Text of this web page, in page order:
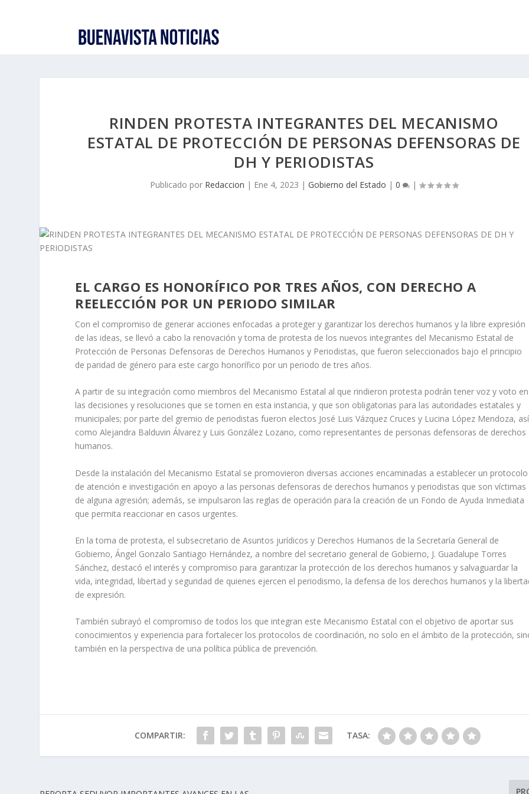
RINDEN PROTESTA INTEGRANTES DEL MECANISMO
ESTATAL DE PROTECCIÓN DE PERSONAS DEFENSORAS DE
DH Y PERIODISTAS
Publicado por Redaccion | Ene 4, 2023 | Gobierno del Estado | 0 |
EL CARGO ES HONORÍFICO POR TRES AÑOS, CON DERECHO A
REELECCIÓN POR UN PERIODO SIMILAR
Con el compromiso de generar acciones enfocadas a proteger y garantizar los derechos humanos y la libre expresión
de las ideas, se llevó a cabo la renovación y toma de protesta de los nuevos integrantes del Mecanismo Estatal de
Protección de Personas Defensoras de Derechos Humanos y Periodistas, que fueron seleccionados bajo el principio
de paridad de género para este cargo honorífico por un periodo de tres años.
A partir de su integración como miembros del Mecanismo Estatal al que rindieron protesta podrán tener voz y voto en
las decisiones y resoluciones que se tomen en esta instancia, y que son obligatorias para las autoridades estatales y
municipales; por parte del gremio de periodistas fueron electos José Luis Vázquez Cruces y Lucina López Mendoza, así
como Alejandra Balduvin Álvarez y Luis González Lozano, como representantes de personas defensoras de derechos
humanos.
Desde la instalación del Mecanismo Estatal se promovieron diversas acciones encaminadas a establecer un protocolo
de atención e investigación en apoyo a las personas defensoras de derechos humanos y periodistas que son víctimas
de alguna agresión; además, se impulsaron las reglas de operación para la creación de un Fondo de Ayuda Inmediata
que permita reaccionar en casos urgentes.
En la toma de protesta, el subsecretario de Asuntos jurídicos y Derechos Humanos de la Secretaría General de
Gobierno, Ángel Gonzalo Santiago Hernández, a nombre del secretario general de Gobierno, J. Guadalupe Torres
Sánchez, destacó el interés y compromiso para garantizar la protección de los derechos humanos y salvaguardar la
vida, integridad, libertad y seguridad de quienes ejercen el periodismo, la defensa de los derechos humanos y la
de expresión.
También subrayó el compromiso de todos los que integran este Mecanismo Estatal con el objetivo de aportar sus
conocimientos y experiencia para fortalecer los protocolos de coordinación, no solo en el ámbito de la protección,
también en la perspectiva de una política pública de prevención.
COMPARTIR: TASA: